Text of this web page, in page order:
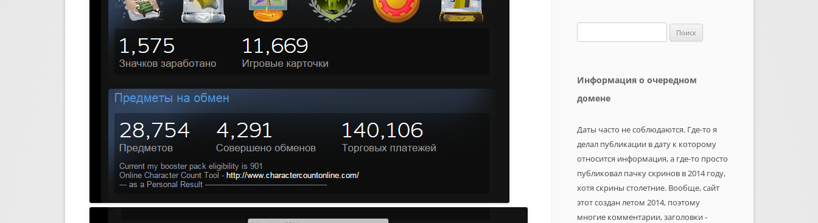
Информация о очередном
домене
Даты часто не соблюдаются. Где-то я
делал публикации в дату к которому
относится информация, а где-то просто
публиковал пачку скринов в 2014 году,
хотя скрины столетние. Вообще, сайт
этот создан летом 2014, поэтому
многие комментарии, заголовки -